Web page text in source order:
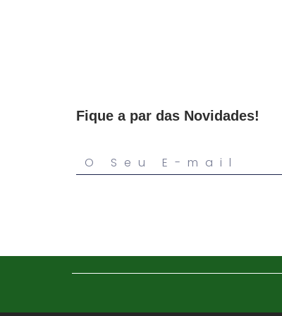
Fique a par das Novidades!